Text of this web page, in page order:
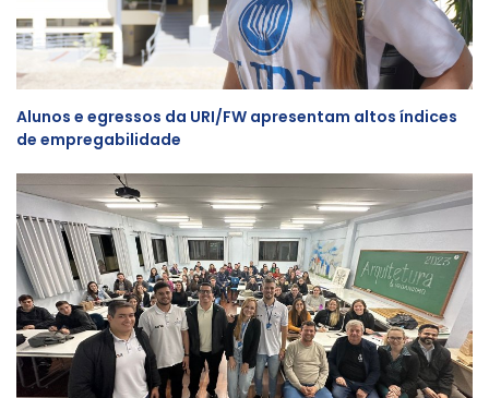
Alunos e egressos da URI/FW apresentam altos índices
de empregabilidade